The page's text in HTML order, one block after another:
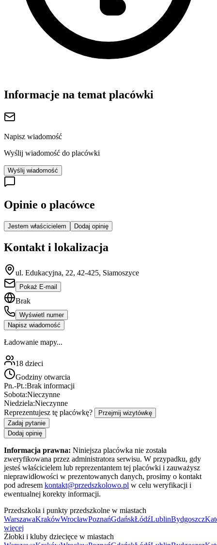
Informacje na temat placówki
Napisz wiadomość
Wyślij wiadomość do placówki
Wyślij wiadomość
Opinie o placówce
Jestem właścicielem Dodaj opinię
Kontakt i lokalizacja
ul. Edukacyjna, 22, 42-425, Siamoszyce
Pokaż E-mail
Brak
Wyświetl numer
Napisz wiadomość
Ładowanie mapy...
18 dzieci
Godziny otwarcia
Pn.-Pt.:Brak informacji
Sobota:Nieczynne
Niedziela:Nieczynne
Reprezentujesz tę placówkę?
Przejmij wizytówkę
Zadaj pytanie
Dodaj opinię
Informacja prawna: Niniejsza placówka nie została
zweryfikowana przez administratora serwisu. W przypadku, gdy
jesteś właścicielem lub reprezentantem tej placówki i zauważysz
nieprawidłowości w prezentowanych danych, prosimy o kontakt
pod adresem kontakt@przedszkolowo.pl w celu weryfikacji i
ewentualnej korekty informacji.
Przedszkola i punkty przedszkolne w miastach
WarszawaKrakówWrocławPoznańGdańskŁódźLublinBydgoszcz
więcej
Żłobki i kluby dziecięce w miastach